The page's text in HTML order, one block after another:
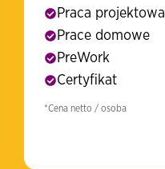
Praca projektowa
Prace domowe
PreWork
Certyfikat
*Cena netto / osoba